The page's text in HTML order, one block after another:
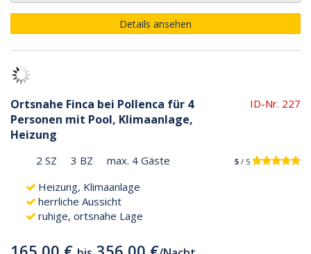
Details ansehen
Ortsnahe Finca bei Pollenca für 4
Personen mit Pool, Klimaanlage,
Heizung
ID-Nr. 227
2 SZ 3 BZ max. 4 Gäste 5 / 5
Heizung, Klimaanlage
herrliche Aussicht
ruhige, ortsnahe Lage